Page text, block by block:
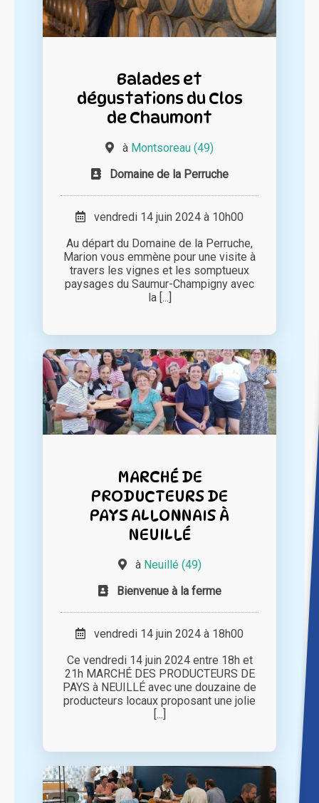
Balades et
dégustations du Clos
de Chaumont
à Montsoreau (49)
Domaine de la Perruche
vendredi 14 juin 2024 à 10h00
Au départ du Domaine de la Perruche,
Marion vous emmène pour une visite à
travers les vignes et les somptueux
paysages du Saumur-Champigny avec
la [...]
MARCHÉ DE
PRODUCTEURS DE
PAYS ALLONNAIS À
NEUILLÉ
à Neuillé (49)
Bienvenue à la ferme
vendredi 14 juin 2024 à 18h00
Ce vendredi 14 juin 2024 entre 18h et
21h MARCHÉ DES PRODUCTEURS DE
PAYS à NEUILLÉ avec une douzaine de
producteurs locaux proposant une jolie
[...]